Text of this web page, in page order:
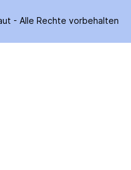
- Alle Rechte vorbehalten